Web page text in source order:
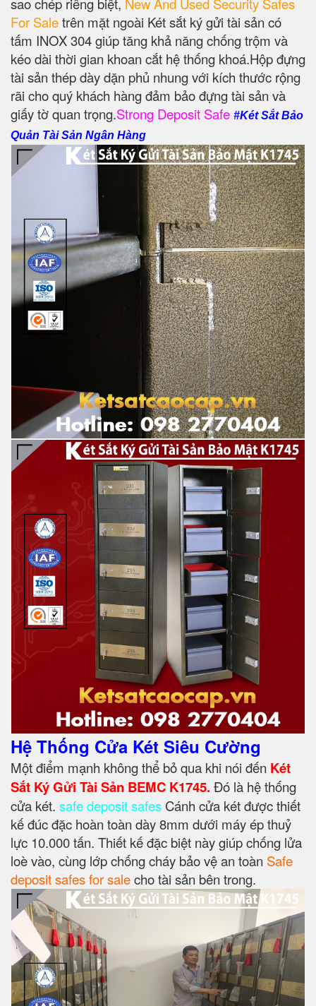
For Saletrên mặt ngoài Két sắt ký gửi tài sản có
tấm INOX 304 giúp tăng khả năng chống trộm và
kéo dài thời gian khoan cắt hệ thống khoá.Hộp đựng
tài sản thép dày dặn phủ nhung với kích thước rộng
rãi cho quý khách hàng đảm bảo đựng tài sản và
giấy tờ quan trọng.Strong Deposit Safe #Két Sắt Bảo
Quản Tài Sản Ngân Hàng
Hệ Thống Cửa Két Siêu Cường
Một điểm mạnh không thể bỏ qua khi nói đến Két
Sắt Ký Gửi Tài Sản BEMC K1745. Đó là hệ thống
cửa két. safe deposit safes Cánh cửa két được thiết
kế đúc đặc hoàn toàn dày 8mm dưới máy ép thuỷ
lực 10.000 tấn. Thiết kế đặc biệt này giúp chống lửa
loè vào, cùng lớp chống cháy bảo vệ an toàn Safe
deposit safes for salecho tài sản bên trong.